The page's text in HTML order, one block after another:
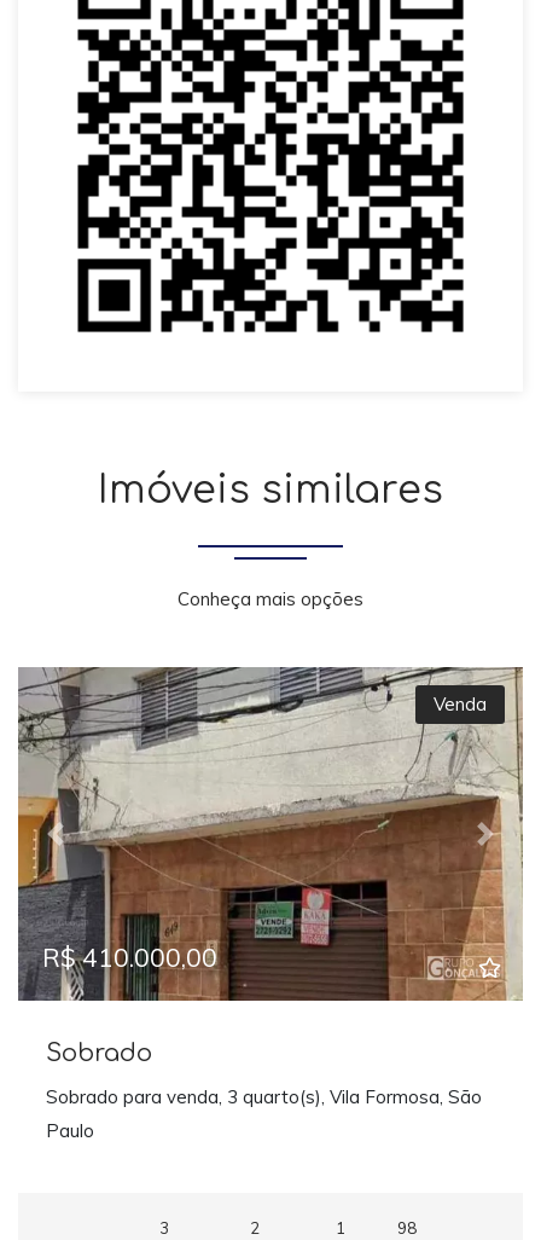
Imóveis similares
Conheça mais opções
Previous Next
Venda
R$ 410.000,00
Sobrado
Sobrado para venda, 3 quarto(s), Vila Formosa, São
Paulo
3
2
1
98